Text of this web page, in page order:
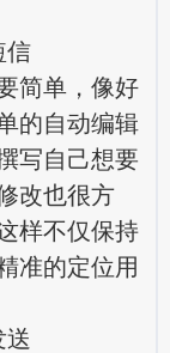
简单，像好
的自动编辑
写自己想要
改也很方
样不仅保持
准的定位用